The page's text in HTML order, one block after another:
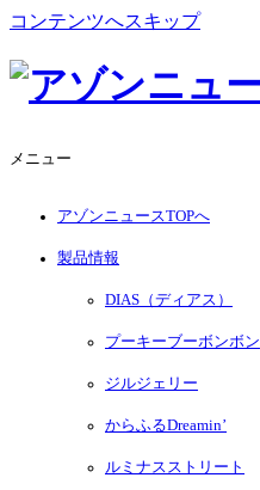
コンテンツへスキップ
メニュー
アゾンニュースTOPへ
製品情報
DIAS（ディアス）
プーキーブーボンボン
ジルジェリー
からふるDreamin’
ルミナスストリート